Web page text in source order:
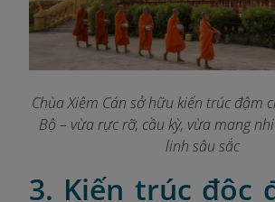
Chùa Xiêm Cán sở hữu kiến trúc đậm
Bộ – vừa rực rỡ, cầu kỳ, vừa mang
linh sâu sắc
3. Kiến trúc độc